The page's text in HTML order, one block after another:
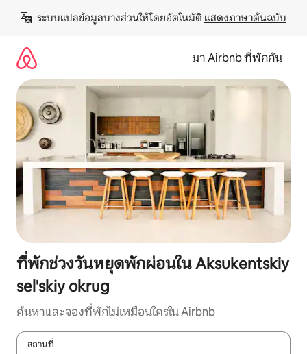
เนื้อหา
ระบบแปลข้อมูลบางส่วนให้โดยอัตโนมัติ แสดงภาษาต้นฉบับ
มา Airbnb ที่พักกัน
ที่พักช่วงวันหยุดพักผ่อนใน Aksukentskiy
sel'skiy okrug
ค้นหาและจองที่พักไม่เหมือนใครใน Airbnb
สถานที่